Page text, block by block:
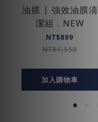
油膜 | 強效油膜清
潔組 . NEW
NT$899
NT$1,550
加入購物車